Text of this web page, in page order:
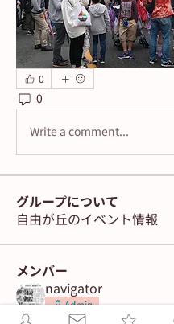
0
0
Write a comment...
グループについて
自由が丘のイベント情報
メンバー
navigator
Admin